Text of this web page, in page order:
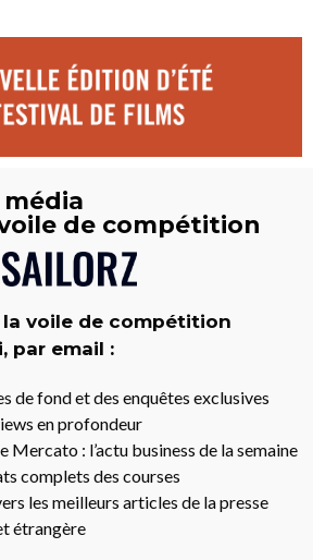
de compétition
voile de compétition
par email :
de fond et des enquêtes exclusives
en profondeur
Mercato : l’actu business de la semaine
complets des courses
les meilleurs articles de la presse
étrangère